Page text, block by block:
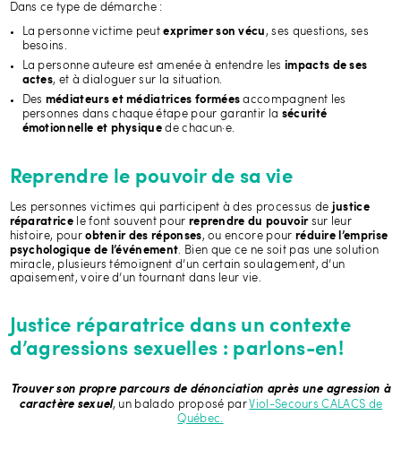
Dans ce type de démarche :
La personne victime peutexprimer son vécu , ses questions, ses
besoins.
La personne auteure est amenée à entendre les impacts de ses
actes, et à dialoguer sur la situation.
Des médiateurs et médiatrices forméesaccompagnent les
personnes dans chaque étape pour garantir la sécurité
émotionnelle et physique de chacun·e.
Reprendre le pouvoir de sa vie
Les personnes victimes qui participent à des processus de justice
réparatrice le font souvent pour reprendre du pouvoirsur leur
histoire, pourobtenir des réponses, ou encore pour réduire l’emprise
psychologique de l’événement . Bien que ce ne soit pas une solution
miracle, plusieurs témoignent d’un certain soulagement, d’un
apaisement, voire d’un tournant dans leur vie.
Justice réparatrice dans un contexte
d’agressions sexuelles : parlons-en!
Trouver son propre parcours de dénonciation après une agression à
caractère sexuel, un balado proposé par Viol-Secours CALACS de
Québec.